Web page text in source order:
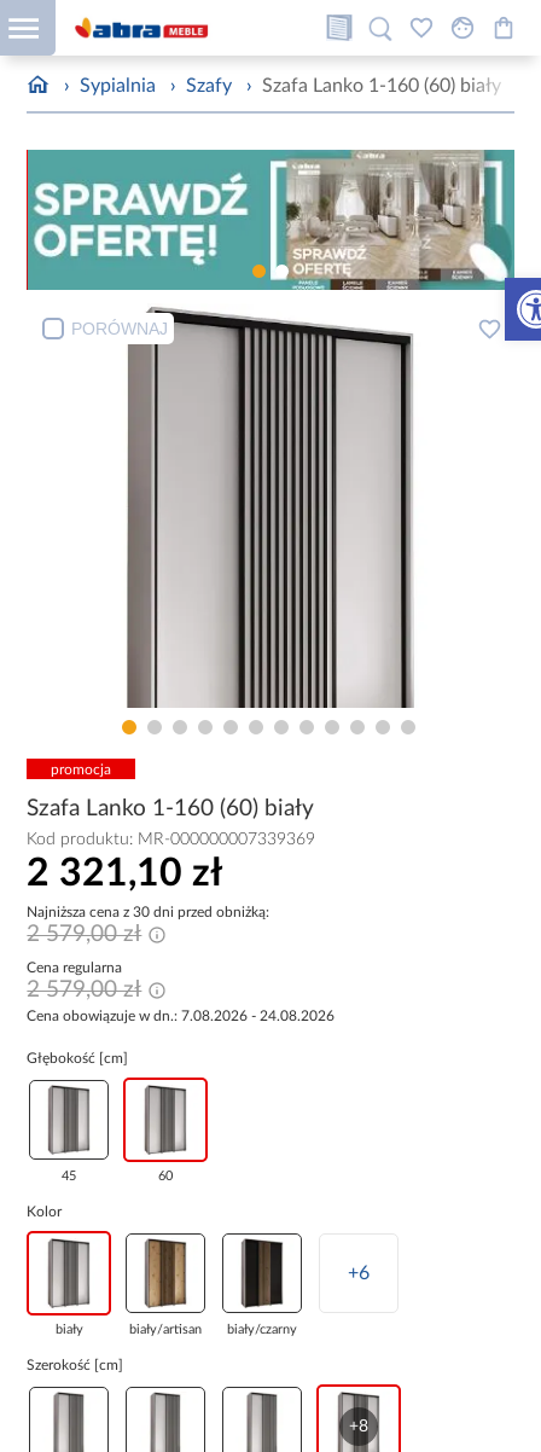
› Sypialnia › Szafy › Szafa Lanko 1-160 (60) biały
PORÓWNAJ
promocja
Szafa Lanko 1-160 (60) biały
Kod produktu: MR-000000007339369
2 321,10 zł
Najniższa cena z 30 dni przed obniżką:
2 579,00 zł
Cena regularna
2 579,00 zł
Cena obowiązuje w dn.: 7.08.2026 - 24.08.2026
Głębokość [cm]
45 60
Kolor
biały biały/artisan biały/czarny
+6
Szerokość [cm]
+8